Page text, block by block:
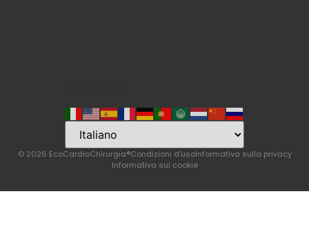
© 2026 EcoCardioChirurgia®Condizioni d'usoInformativa sulla privacy
Informativa sui cookie